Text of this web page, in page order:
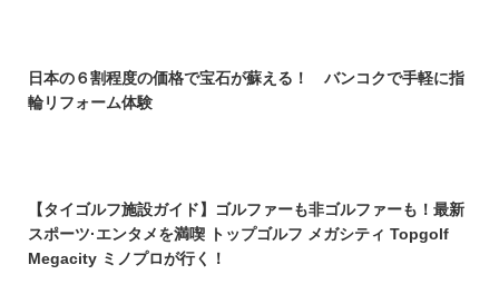
日本の６割程度の価格で宝石が蘇える！ バンコクで手軽に指
輪リフォーム体験
【タイゴルフ施設ガイド】ゴルファーも非ゴルファーも！最新
スポーツ·エンタメを満喫 トップゴルフ メガシティ Topgolf
Megacity ミノプロが行く！